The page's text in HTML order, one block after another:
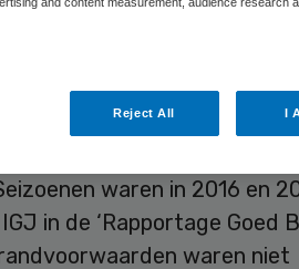
voor
actief in Limburg en
waren in 2016 en
in de ‘Rapportage Goed
waren niet
Reject All I